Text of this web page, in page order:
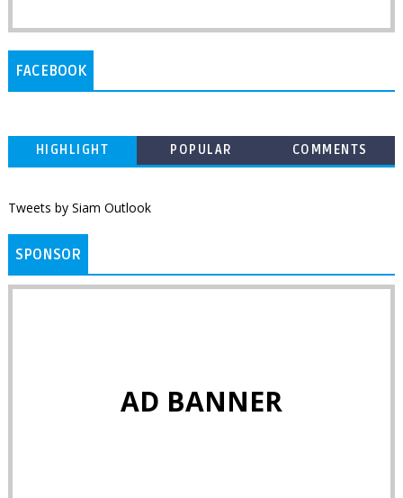
FACEBOOK
HIGHLIGHT POPULAR COMMENTS
Tweets by Siam Outlook
SPONSOR
AD BANNER